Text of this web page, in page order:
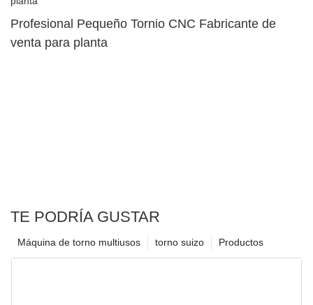
Profesional Pequeño Tornio CNC Fabricante de
venta para planta
TE PODRÍA GUSTAR
Productos
torno suizo
Máquina de torno multiusos